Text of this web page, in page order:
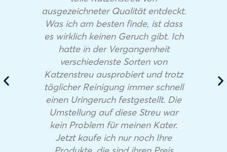
ausgezeichneter Qualität entdeckt.
Was ich am besten finde, ist dass
es wirklich keinen Geruch gibt. Ich
hatte in der Vergangenheit
verschiedenste Sorten von
Katzenstreu ausprobiert und trotz
täglicher Reinigung immer schnell
einen Uringeruch festgestellt. Die
Umstellung auf diese Streu war
kein Problem für meinen Kater.
Jetzt kaufe ich nur noch Ihre